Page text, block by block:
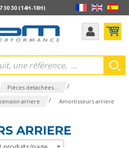
30 30 (14H-18H)
Pièces detachées... /
arriere / Amortisseurs arriere
ARRIERE